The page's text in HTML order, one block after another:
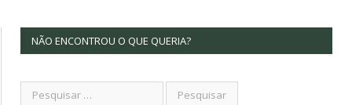
NÃO ENCONTROU O QUE QUERIA?